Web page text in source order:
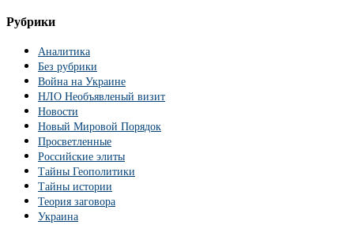
Рубрики
Аналитика
Без рубрики
Война на Украине
НЛО Необъявленый визит
Новости
Новый Мировой Порядок
Просветленные
Российские элиты
Тайны Геополитики
Тайны истории
Теория заговора
Украина